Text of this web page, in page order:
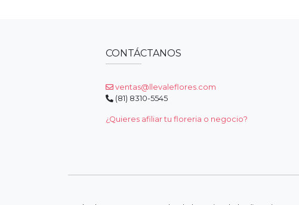
CONTÁCTANOS
ventas@llevaleflores.com
(81) 8310-5545
¿Quieres afiliar tu floreria o negocio?